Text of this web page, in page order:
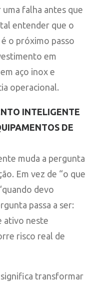
falha antes que
entender que o
o próximo passo
em
aço inox e
operacional.
INTELIGENTE
DE
muda a pergunta
Em vez de “o que
devo
passa a ser:
ativo neste
risco real de
significa transformar